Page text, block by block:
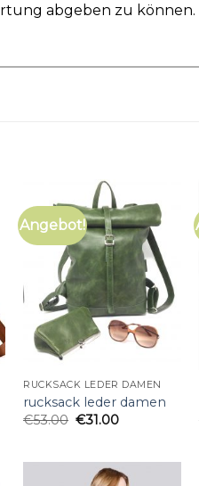
abgeben zu können.
Angebot!
RUCKSACK LEDER DAMEN
rucksack leder damen
€53.00 €31.00